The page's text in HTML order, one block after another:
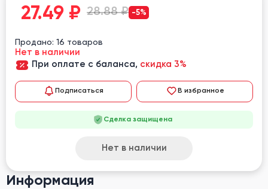
Информация
27.49 ₽ 28.88 ₽ -5%
Продано: 16 товаров
Нет в наличии
При оплате с баланса, скидка 3%
Подписаться В избранное
Сделка защищена
Нет в наличии